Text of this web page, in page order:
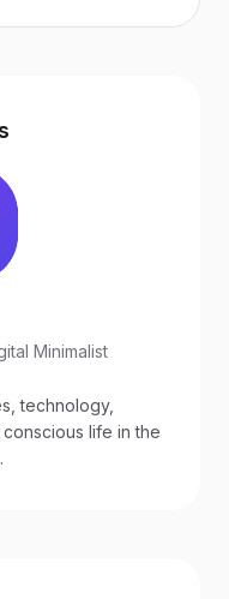
Minimalist
technology,
life in the